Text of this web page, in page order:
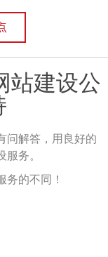
站建设公
问解答，用良好的
务。
务的不同！